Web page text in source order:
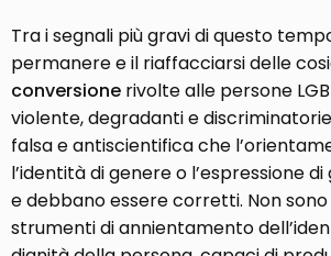
Tra i segnali più gravi di questo
permanere e il riaffacciarsi delle
conversione rivolte alle persone
violente, degradanti e
falsa e antiscientifica che
l’identità di genere o l’espressione
e debbano essere corretti. Non
strumenti di annientamento